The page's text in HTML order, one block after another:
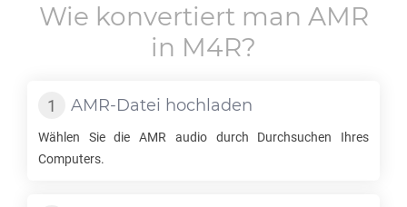
Wie konvertiert man AMR
in M4R?
AMR-Datei hochladen
Wählen Sie dieAMR audio durch Durchsuchen Ihres
Computers.